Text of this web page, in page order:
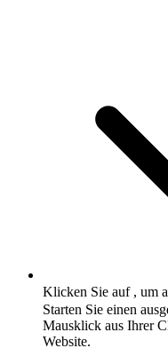
Klicken Sie auf , um
Starten Sie einen
Mausklick aus Ihrer
Website.